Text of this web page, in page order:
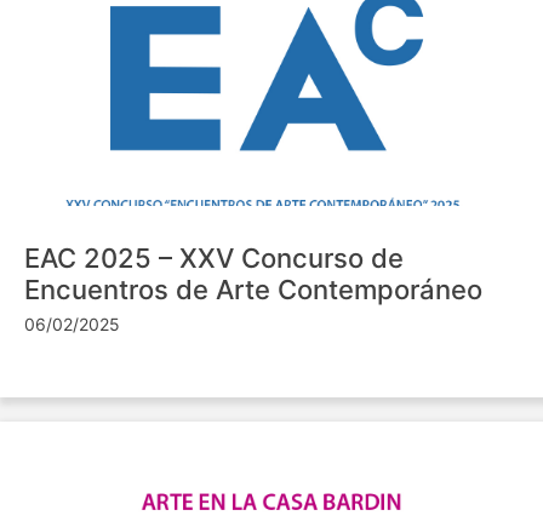
EAC 2025 – XXV Concurso de
Encuentros de Arte Contemporáneo
06/02/2025